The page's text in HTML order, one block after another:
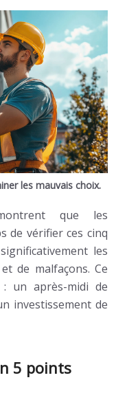
les mauvais choix.
que les
de vérifier ces cinq
les
de malfaçons. Ce
un après-midi de
investissement de
5 points